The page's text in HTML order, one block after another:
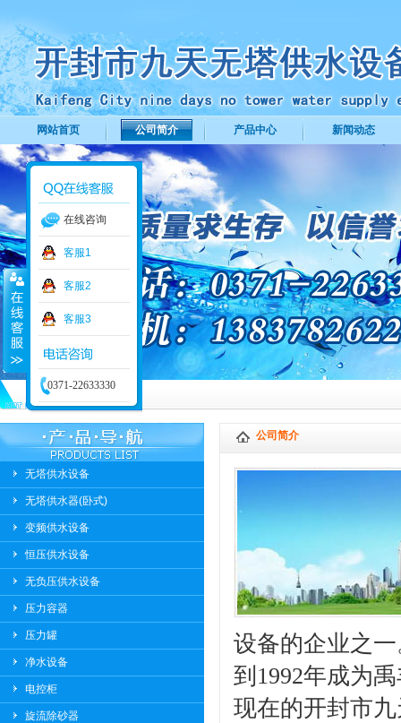
网站首页 公司简介 产品中心 新闻动态
无塔供水设备
无塔供水器(卧式)
变频供水设备
恒压供水设备
无负压供水设备
压力容器
压力罐
净水设备
电控柜
旋流除砂器
公司简介
设备的企业之
到1992年成为
现在的开封市
在线咨询
客服1
客服2
客服3
0371-22633330